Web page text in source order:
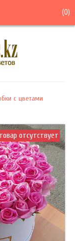
(0)
с цветами
товар отсутствует